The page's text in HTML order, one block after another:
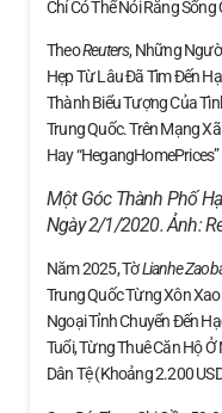
Chỉ Có Thể Nói Rằng Sống
TheoReuters, Những
Hẹp Từ Lâu Đã Tìm Đến
Thành Biểu Tượng Của
Trung Quốc. Trên Mạng
Hay
Một Góc Thành Phố
Ngày 2/1/2020. Ảnh:
Năm 2025, TờLianhe
Trung Quốc Từng Xôn
Ngoại Tỉnh Chuyển Đến
Tuổi, Từng Thuê Căn Hộ
Dân Tệ (khoảng 2.200